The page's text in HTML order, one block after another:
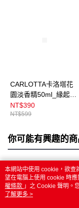
CARLOTTA卡洛塔花
園淡香精50ml_緣起微
霧
NT$390
NT$599
你可能有興趣的
熱門標籤
本網站中使用 cookie，欲查
望在電腦上使用 cookie 時
權條款 」之 Cookie 聲明。
用條款之 Cookie 聲明使用
了解更多 >